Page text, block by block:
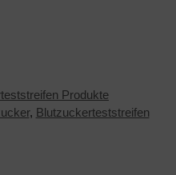
Produkte
, Blutzuckerteststreifen